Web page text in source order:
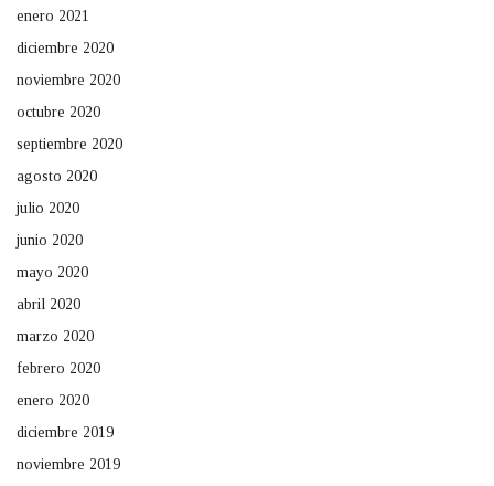
enero 2021
diciembre 2020
noviembre 2020
octubre 2020
septiembre 2020
agosto 2020
julio 2020
junio 2020
mayo 2020
abril 2020
marzo 2020
febrero 2020
enero 2020
diciembre 2019
noviembre 2019